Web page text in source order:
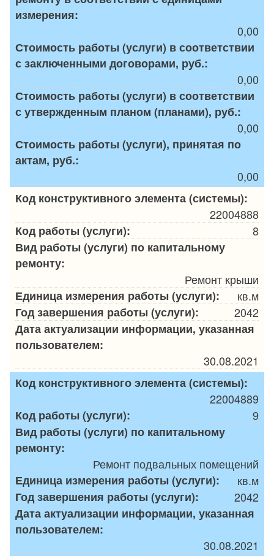
измерения:
0,00
Стоимость работы (услуги) в соответствии
с заключенными договорами, руб.:
0,00
Стоимость работы (услуги) в соответствии
с утвержденным планом (планами), руб.:
0,00
Стоимость работы (услуги), принятая по
актам, руб.:
0,00
Код конструктивного элемента (системы):
22004888
Код работы (услуги):
8
Вид работы (услуги) по капитальному
ремонту:
Ремонт крыши
Единица измерения работы (услуги):
кв.м
Год завершения работы (услуги):
2042
Дата актуализации информации, указанная
пользователем:
30.08.2021
Код конструктивного элемента (системы):
22004889
Код работы (услуги):
9
Вид работы (услуги) по капитальному
ремонту:
Ремонт подвальных помещений
Единица измерения работы (услуги):
кв.м
Год завершения работы (услуги):
2042
Дата актуализации информации, указанная
пользователем:
30.08.2021